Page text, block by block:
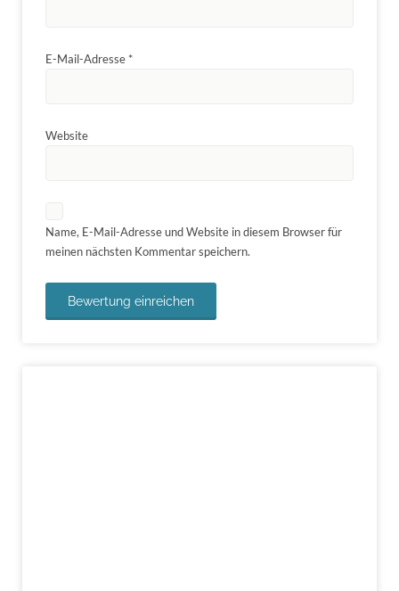
E-Mail-Adresse *
Website
Name, E-Mail-Adresse und Website in diesem Browser für
meinen nächsten Kommentar speichern.